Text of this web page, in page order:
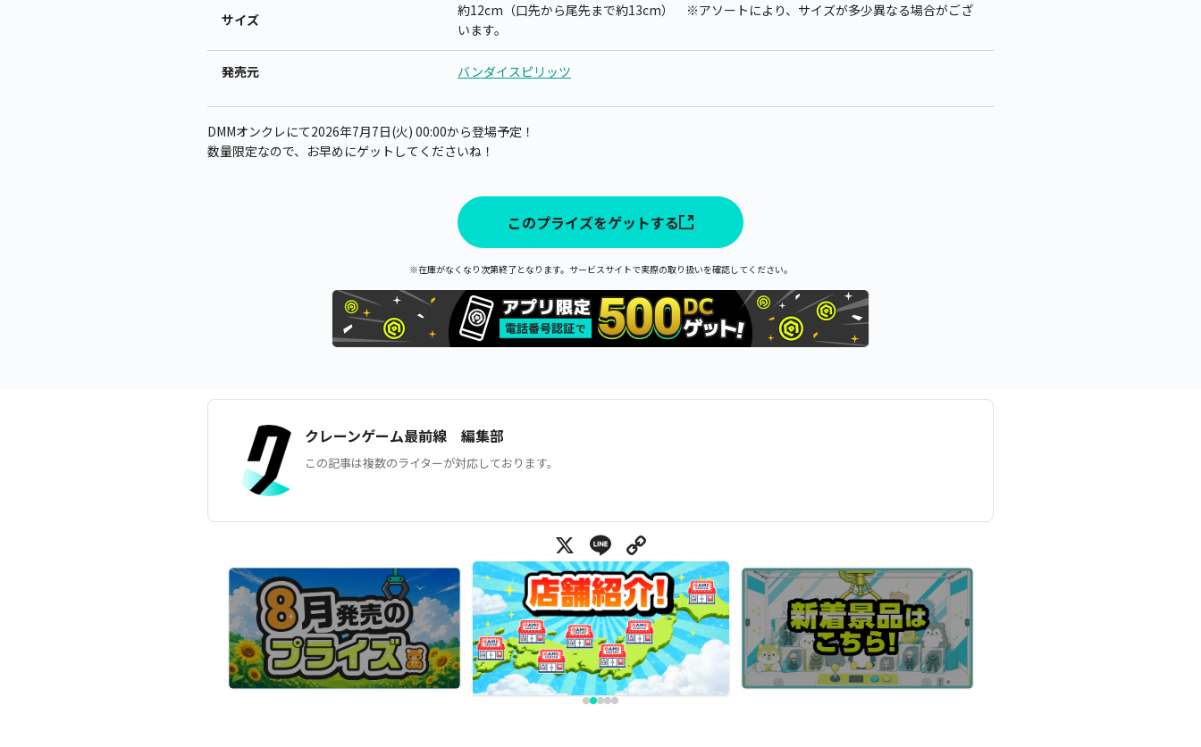
サイズ
約12cm（口先から尾先まで約13cm） ※アソートにより、サイズが多少異なる場合がござ
います。
発売元 バンダイスピリッツ
DMMオンクレにて2026年7月7日(火) 00:00から登場予定！
数量限定なので、お早めにゲットしてくださいね！
このプライズをゲットする
※在庫がなくなり次第終了となります。サービスサイトで実際の取り扱いを確認してください。
クレーンゲーム最前線 編集部
この記事は複数のライターが対応しております。
X Line